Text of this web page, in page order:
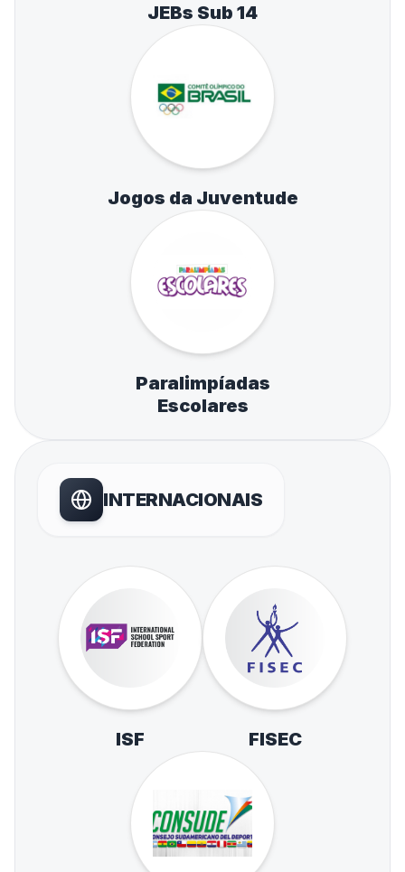
JEBs Sub 14
Jogos da Juventude
Paralimpíadas
Escolares
INTERNACIONAIS
ISF FISEC